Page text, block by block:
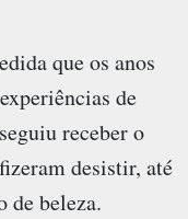
que os anos
de
receber o
desistir, até
de beleza.